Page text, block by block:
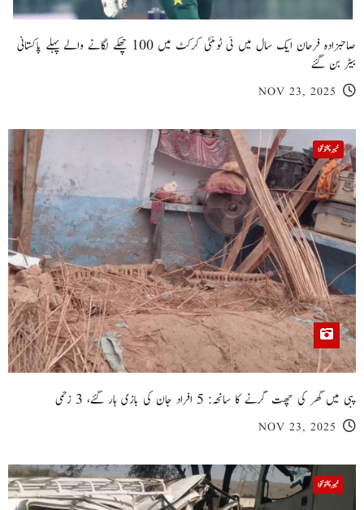
صاحبزادہ فرحان ایک سال میں ٹی ٹوئنٹی کرکٹ میں 100 چھکے لگانے والے پہلے پاکستانی
بیٹر بن گئے
NOV 23, 2025
خیبر پختونخوا
پبی میں گھر کی چھت گرنے کا سانحہ: 5 افراد جان کی بازی ہار گئے، 3 زخمی
NOV 23, 2025
خیبر پختونخوا